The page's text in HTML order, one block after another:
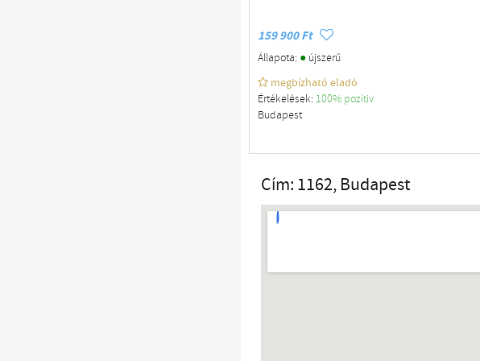
159 900 Ft
Állapota: ●újszerű
megbízható eladó
Értékelések: 100% pozítiv
Budapest
Cím: 1162, Budapest